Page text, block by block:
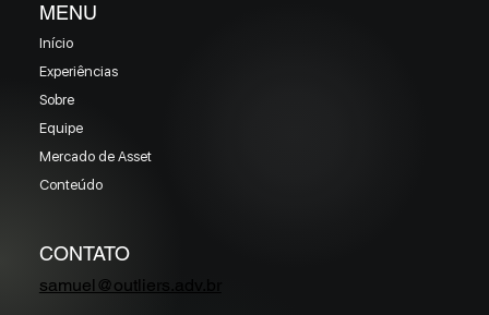
Início
Experiências
Sobre
Equipe
Mercado de Asset
Conteúdo
MENU
samuel@outliers.adv.br
CONTATO